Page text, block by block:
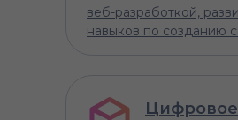
веб-разработкой,
навыков по созданию
Цифровое